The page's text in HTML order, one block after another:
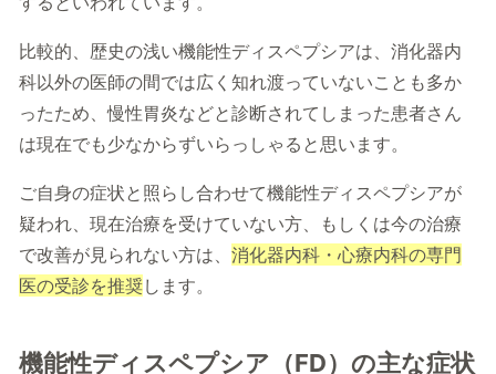
比較的、歴史の浅い機能性ディスペプシアは、消化器内
科以外の医師の間では広く知れ渡っていないことも多か
ったため、慢性胃炎などと診断されてしまった患者さん
は現在でも少なからずいらっしゃると思います。
ご自身の症状と照らし合わせて機能性ディスペプシアが
疑われ、現在治療を受けていない方、もしくは今の治療
で改善が見られない方は、 消化器内科・心療内科の専門
医の受診を推奨します。
機能性ディスペプシア（FD）の主な症状